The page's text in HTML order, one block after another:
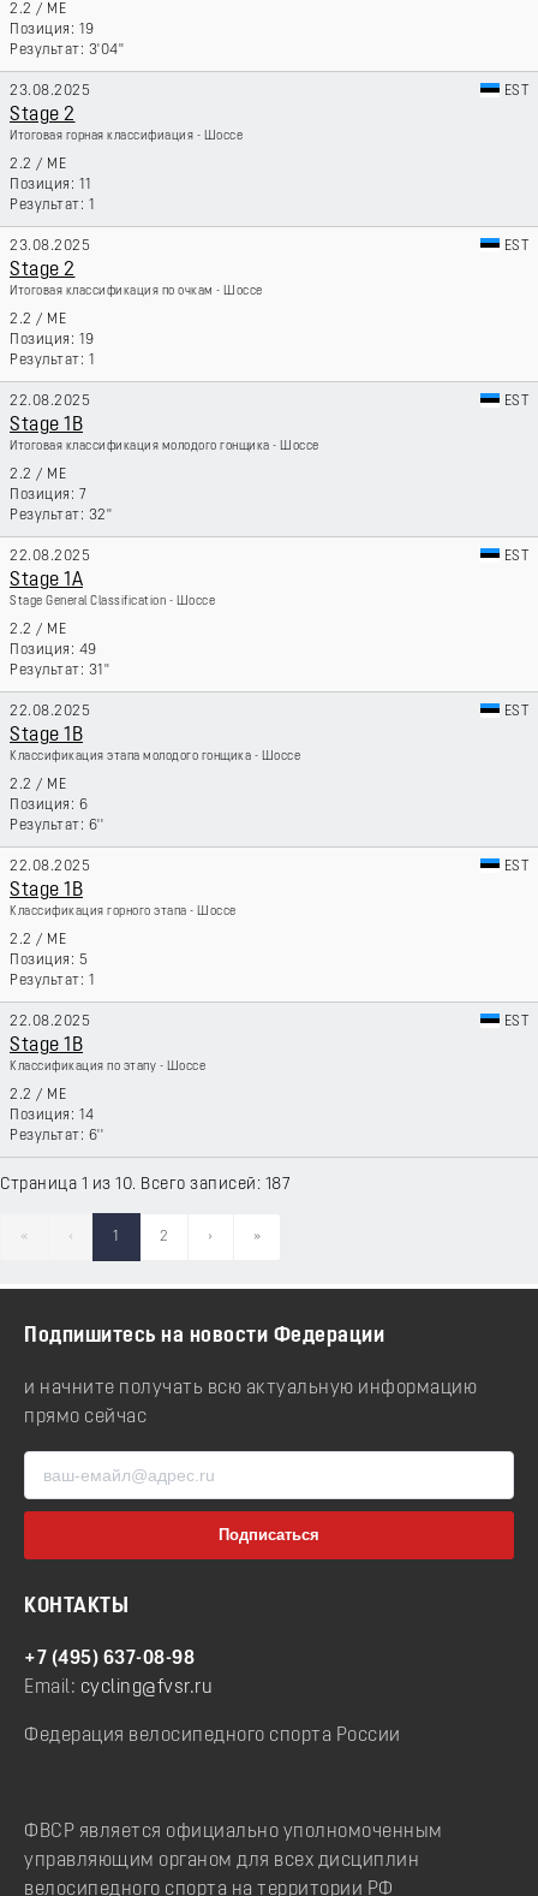
2.2 / ME
19
3'04''
23.08.2025 EST
Stage 2
Итоговая горная классифиация - Шоссе
2.2 / ME
11
1
23.08.2025 EST
Stage 2
Итоговая классификация по очкам - Шоссе
2.2 / ME
19
1
22.08.2025 EST
Stage 1B
Итоговая классификация молодого гонщика - Шоссе
2.2 / ME
7
32''
22.08.2025 EST
Stage 1A
Stage General Classification - Шоссе
2.2 / ME
49
31''
22.08.2025 EST
Stage 1B
Классификация этапа молодого гонщика - Шоссе
2.2 / ME
6
6''
22.08.2025 EST
Stage 1B
Классификация горного этапа - Шоссе
2.2 / ME
5
1
22.08.2025 EST
Stage 1B
Классификация по этапу - Шоссе
2.2 / ME
14
6''
Страница 1 из 10. Всего записей: 187
« ‹ 1 2 › »
Подпишитесь на новости Федерации
и начните получать всю актуальную информацию
прямо сейчас
КОНТАКТЫ
+7 (495) 637-08-98
Email: cycling@fvsr.ru
Федерация велосипедного спорта России
ФВСР является официально уполномоченным
управляющим органом для всех дисциплин
велосипедного спорта на территории РФ